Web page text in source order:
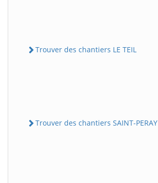
Trouver des chantiers LE TEIL
Trouver des chantiers SAINT-PERAY